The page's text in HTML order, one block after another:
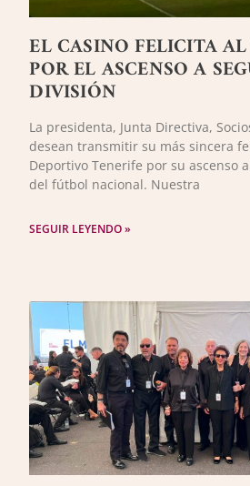
EL CASINO FELICITA
POR EL ASCENSO A
DIVISIÓN
La presidenta, Junta Directiva,
desean transmitir su más sincera
Deportivo Tenerife por su ascenso
del fútbol nacional. Nuestra
SEGUIR LEYENDO »